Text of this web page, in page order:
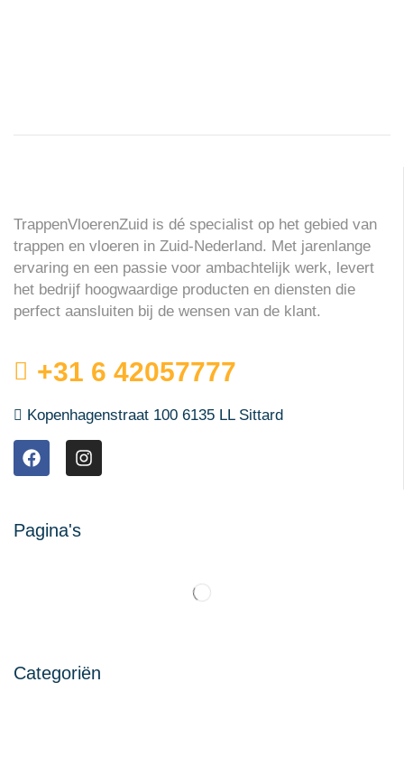
TrappenVloerenZuid is dé specialist op het gebied van
trappen en vloeren in Zuid-Nederland. Met jarenlange
ervaring en een passie voor ambachtelijk werk, levert
het bedrijf hoogwaardige producten en diensten die
perfect aansluiten bij de wensen van de klant.
+31 6 42057777
Kopenhagenstraat 100 6135 LL Sittard
Pagina's
Categoriën